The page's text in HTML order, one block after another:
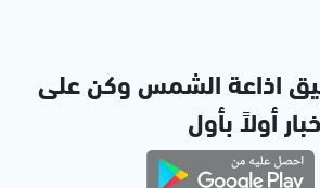
اذاعة الشمس وكن على
أولاً بأول